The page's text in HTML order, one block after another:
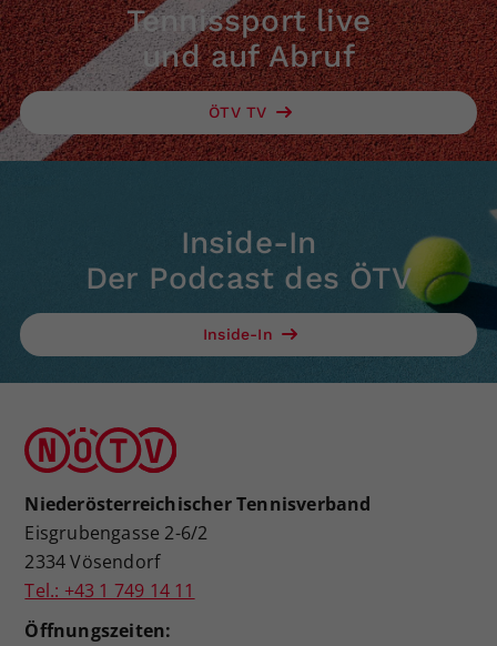
Tennissport live
und auf Abruf
ÖTV TV
Inside-In
Der Podcast des ÖTV
Inside-In
Niederösterreichischer Tennisverband
Eisgrubengasse 2-6/2
2334 Vösendorf
Tel.: +43 1 749 14 11
Öffnungszeiten: